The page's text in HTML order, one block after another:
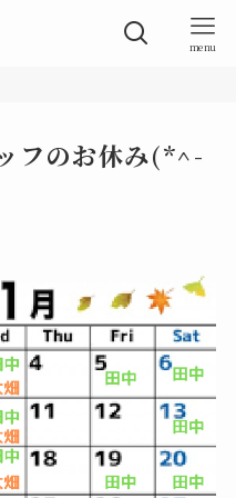
menu
フのお休み(*^-